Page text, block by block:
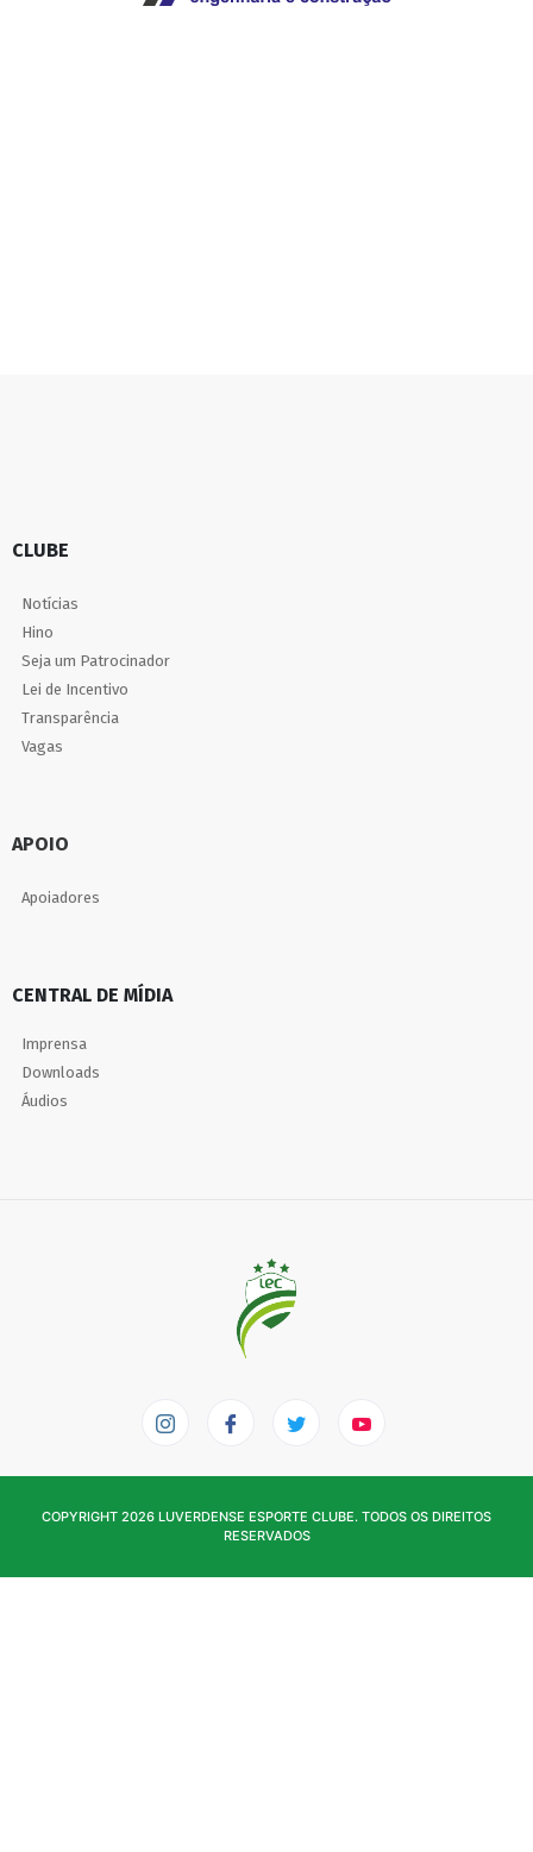
CLUBE
Notícias
Hino
Seja um Patrocinador
Lei de Incentivo
Transparência
Vagas
APOIO
Apoiadores
CENTRAL DE MÍDIA
Imprensa
Downloads
Áudios
COPYRIGHT 2026 LUVERDENSE ESPORTE CLUBE. TODOS OS DIREITOS
RESERVADOS